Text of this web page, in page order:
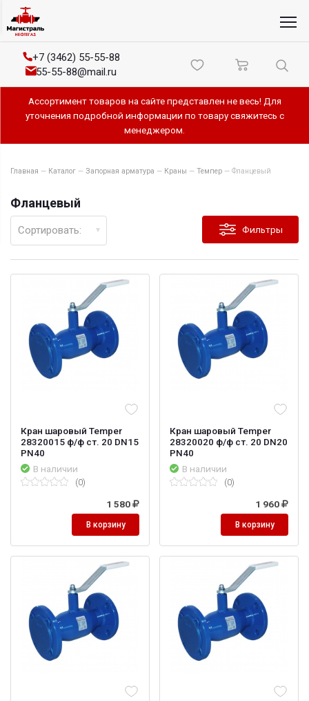
+7 (3462) 55-55-88
55-55-88@mail.ru
Ассортимент товаров на сайте представлен не весь! Для
уточнения подробной информации по товару свяжитесь с
менеджером.
Главная — Каталог — Запорная арматура — Краны — Темпер — Фланцевый
Фланцевый
Фильтры
Сортировать:
Кран шаровый Temper
28320015 ф/ф ст. 20 DN15
PN40
В наличии
(0)
1 580
В корзину
Кран шаровый Temper
28320020 ф/ф ст. 20 DN20
PN40
В наличии
(0)
1 960
В корзину